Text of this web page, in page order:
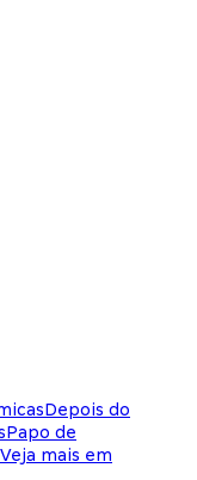
Depois do
Papo de
Veja mais em